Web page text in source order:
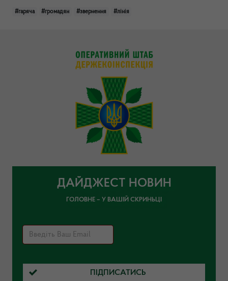
#гаряча #громадян #звернення #лінія
ДАЙДЖЕСТ НОВИН
ГОЛОВНЕ – У ВАШІЙ СКРИНЬЦІ
ПІДПИСАТИСЬ